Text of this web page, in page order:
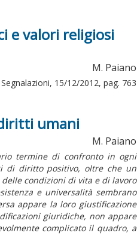
e valori religiosi
M. Paiano
Segnalazioni, 15/12/2012, pag. 763
umani
M. Paiano
termine di confronto in ogni
di diritto positivo, oltre che un
condizioni di vita e di lavoro
e universalità sembrano
appare la loro giustificazione
giuridiche, non appare
complicato il quadro, a